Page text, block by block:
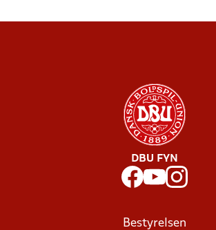
DBU FYN
Bestyrelsen